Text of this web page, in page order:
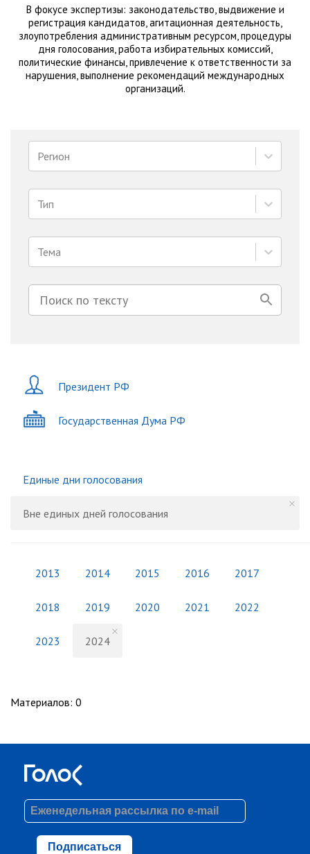
В фокусе экспертизы: законодательство, выдвижение и
регистрация кандидатов, агитационная деятельность,
злоупотребления административным ресурсом, процедуры
дня голосования, работа избирательных комиссий,
политические финансы, привлечение к ответственности за
нарушения, выполнение рекомендаций международных
организаций.
Регион
Тип
Тема
Президент РФ
Государственная Дума РФ
Единые дни голосования
Вне единых дней голосования
2013 2014 2015 2016 2017
2018 2019 2020 2021 2022
2023 2024
Материалов: 0
Подписаться